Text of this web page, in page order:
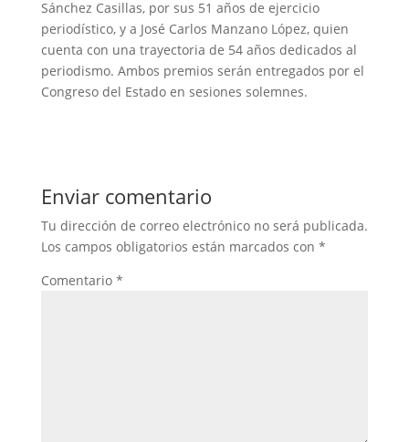
Sánchez Casillas, por sus 51 años de ejercicio
periodístico, y a José Carlos Manzano López, quien
cuenta con una trayectoria de 54 años dedicados al
periodismo. Ambos premios serán entregados por el
Congreso del Estado en sesiones solemnes.
Enviar comentario
Tu dirección de correo electrónico no será publicada.
Los campos obligatorios están marcados con *
Comentario *